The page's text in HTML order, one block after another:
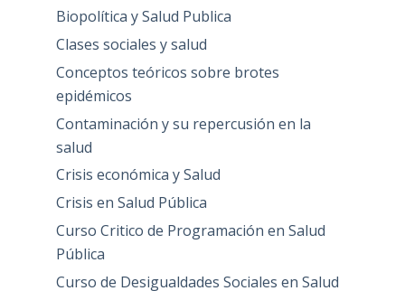
Biopolítica y Salud Publica
Clases sociales y salud
Conceptos teóricos sobre brotes
epidémicos
Contaminación y su repercusión en la
salud
Crisis económica y Salud
Crisis en Salud Pública
Curso Critico de Programación en Salud
Pública
Curso de Desigualdades Sociales en Salud